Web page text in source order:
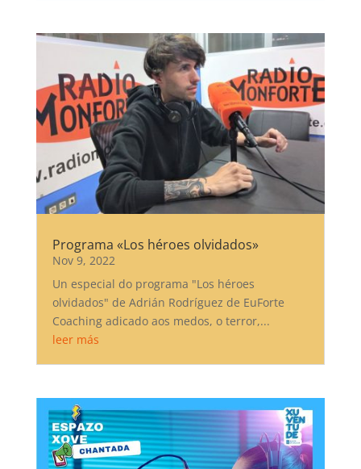
Programa «Los héroes olvidados»
Nov 9, 2022
Un especial do programa "Los héroes
olvidados" de Adrián Rodríguez de EuForte
Coaching adicado aos medos, o terror,...
leer más